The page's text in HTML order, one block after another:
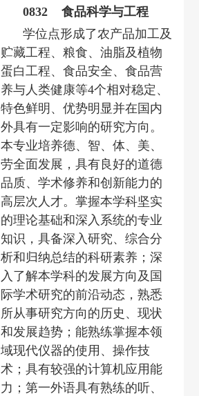
0832 食品科学与工程
学位点形成了农产品加工及
贮藏工程、粮食、油脂及植物
蛋白工程、 食品安全、 食品营
养与人类健康等4个相对稳定、
特色鲜明、优势明显并在国内
外具有一定影响的研究方向。
本专业培养德、智、体、美、
劳全面发展，具有良好的道德
品质、学术修养和创新能力的
高层次人才。掌握本学科坚实
的理论基础和深入系统的专业
知识， 具备深入研究、综合分
析和归纳总结的科研素养 ；深
入了解本学科的发展方向及国
际学术研究的前沿动态，熟悉
所从事研究方向的历史、现状
和发展趋势；能熟练掌握本领
域现代仪器的使用、操作技
术；具有较强的计算机应用能
力；第一外语具有熟练的听、